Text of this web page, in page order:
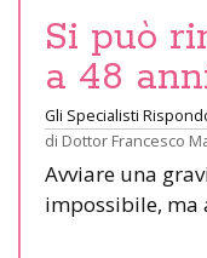
Si può
a 48
Gli Specialisti
di Dottor Francesco
Avviare una
impossibile,